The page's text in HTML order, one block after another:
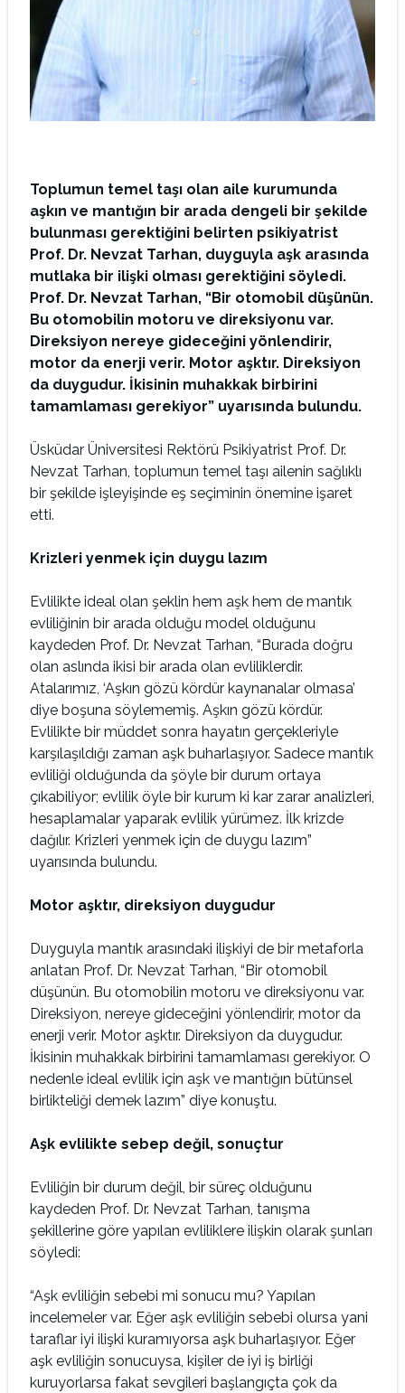
Toplumun temel taşı olan aile kurumunda
aşkın ve mantığın bir arada dengeli bir şekilde
bulunması gerektiğini belirten psikiyatrist
Prof. Dr. Nevzat Tarhan, duyguyla aşk arasında
mutlaka bir ilişki olması gerektiğini söyledi.
Prof. Dr. Nevzat Tarhan, “Bir otomobil düşünün.
Bu otomobilin motoru ve direksiyonu var.
Direksiyon nereye gideceğini yönlendirir,
motor da enerji verir. Motor aşktır. Direksiyon
da duygudur. İkisinin muhakkak birbirini
tamamlaması gerekiyor” uyarısında bulundu.
Üsküdar Üniversitesi Rektörü Psikiyatrist Prof. Dr.
Nevzat Tarhan, toplumun temel taşı ailenin sağlıklı
bir şekilde işleyişinde eş seçiminin önemine işaret
etti.
Krizleri yenmek için duygu lazım
Evlilikte ideal olan şeklin hem aşk hem de mantık
evliliğinin bir arada olduğu model olduğunu
kaydeden Prof. Dr. Nevzat Tarhan, “Burada doğru
olan aslında ikisi bir arada olan evliliklerdir.
Atalarımız, ‘Aşkın gözü kördür kaynanalar olmasa’
diye boşuna söylememiş. Aşkın gözü kördür.
Evlilikte bir müddet sonra hayatın gerçekleriyle
karşılaşıldığı zaman aşk buharlaşıyor. Sadece mantık
evliliği olduğunda da şöyle bir durum ortaya
çıkabiliyor; evlilik öyle bir kurum ki kar zarar analizleri,
hesaplamalar yaparak evlilik yürümez. İlk krizde
dağılır. Krizleri yenmek için de duygu lazım”
uyarısında bulundu.
Motor aşktır, direksiyon duygudur
Duyguyla mantık arasındaki ilişkiyi de bir metaforla
anlatan Prof. Dr. Nevzat Tarhan, “Bir otomobil
düşünün. Bu otomobilin motoru ve direksiyonu var.
Direksiyon, nereye gideceğini yönlendirir, motor da
enerji verir. Motor aşktır. Direksiyon da duygudur.
İkisinin muhakkak birbirini tamamlaması gerekiyor. O
nedenle ideal evlilik için aşk ve mantığın bütünsel
birlikteliği demek lazım” diye konuştu.
Aşk evlilikte sebep değil, sonuçtur
Evliliğin bir durum değil, bir süreç olduğunu
kaydeden Prof. Dr. Nevzat Tarhan, tanışma
şekillerine göre yapılan evliliklere ilişkin olarak şunları
söyledi:
“Aşk evliliğin sebebi mi sonucu mu? Yapılan
incelemeler var. Eğer aşk evliliğin sebebi olursa yani
taraflar iyi ilişki kuramıyorsa aşk buharlaşıyor. Eğer
aşk evliliğin sonucuysa, kişiler de iyi iş birliği
kuruyorlarsa fakat sevgileri başlangıçta çok da